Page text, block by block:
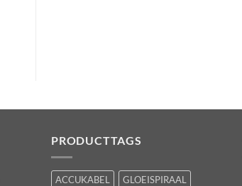
PRODUCTTAGS
ACCUKABEL
GLOEISPIRAAL